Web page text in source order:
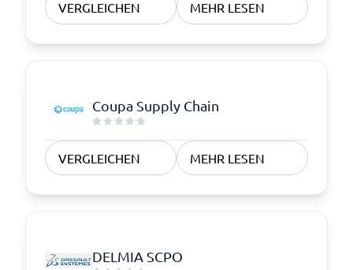
VERGLEICHEN MEHR LESEN
Coupa Supply Chain
VERGLEICHEN MEHR LESEN
DELMIA SCPO